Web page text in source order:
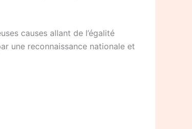
causes allant de l’égalité
une reconnaissance nationale et